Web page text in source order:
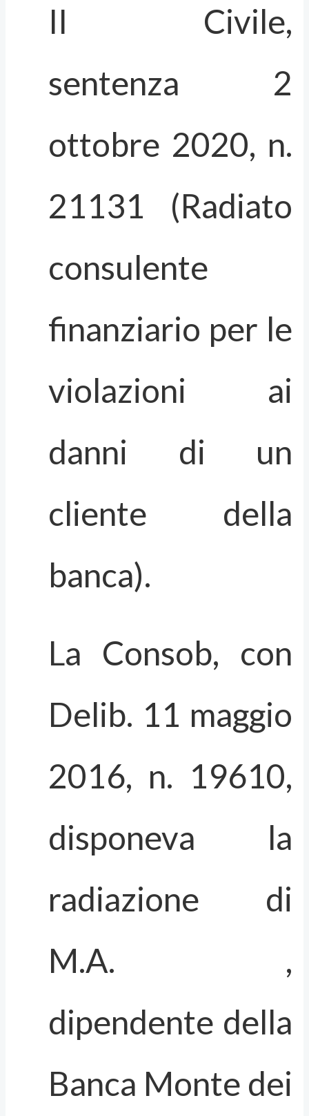
II Civile,
sentenza 2
ottobre 2020, n.
21131 (Radiato
consulente
finanziario per le
violazioni ai
danni di un
cliente della
banca).
La Consob, con
Delib. 11 maggio
2016, n. 19610,
disponeva la
radiazione di
M.A. ,
dipendente della
Banca Monte dei